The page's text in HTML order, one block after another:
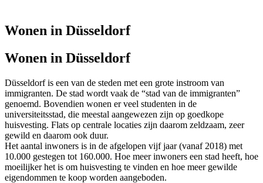
Wonen in Düsseldorf
Wonen in Düsseldorf
Düsseldorf is een van de steden met een grote instroom van
immigranten. De stad wordt vaak de “stad van de immigranten”
genoemd. Bovendien wonen er veel studenten in de
universiteitsstad, die meestal aangewezen zijn op goedkope
huisvesting. Flats op centrale locaties zijn daarom zeldzaam, zeer
gewild en daarom ook duur.
Het aantal inwoners is in de afgelopen vijf jaar (vanaf 2018) met
10.000 gestegen tot 160.000. Hoe meer inwoners een stad heeft, hoe
moeilijker het is om huisvesting te vinden en hoe meer gewilde
eigendommen te koop worden aangeboden.